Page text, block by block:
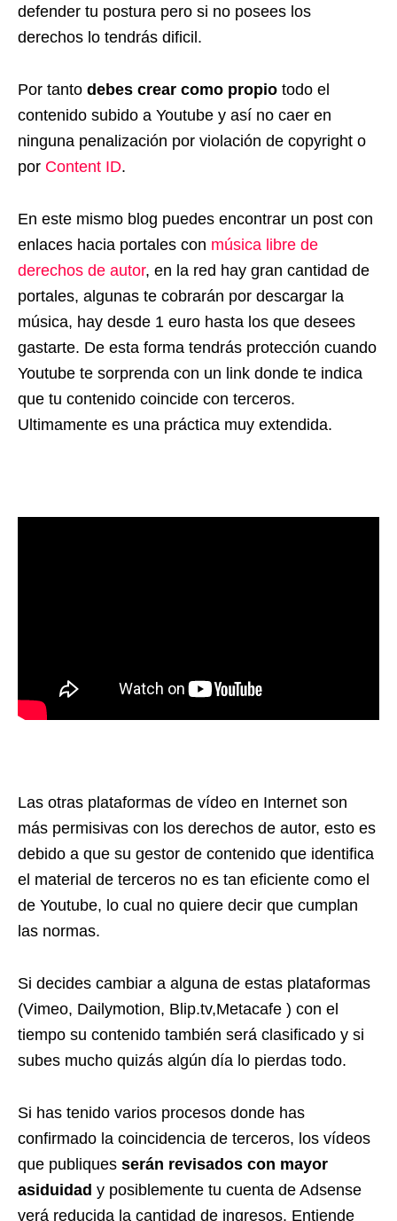
defender tu postura pero si no posees los
derechos lo tendrás dificil.
Por tanto debes crear como propio todo el
contenido subido a Youtube y así no caer en
ninguna penalización por violación de copyright o
por Content ID.
En este mismo blog puedes encontrar un post con
enlaces hacia portales con música libre de
derechos de autor, en la red hay gran cantidad de
portales, algunas te cobrarán por descargar la
música, hay desde 1 euro hasta los que desees
gastarte. De esta forma tendrás protección cuando
Youtube te sorprenda con un link donde te indica
que tu contenido coincide con terceros.
Ultimamente es una práctica muy extendida.
Las otras plataformas de vídeo en Internet son
más permisivas con los derechos de autor, esto es
debido a que su gestor de contenido que identifica
el material de terceros no es tan eficiente como el
de Youtube, lo cual no quiere decir que cumplan
las normas.
Si decides cambiar a alguna de estas plataformas
(Vimeo, Dailymotion, Blip.tv,Metacafe ) con el
tiempo su contenido también será clasificado y si
subes mucho quizás algún día lo pierdas todo.
Si has tenido varios procesos donde has
confirmado la coincidencia de terceros, los vídeos
que publiques serán revisados con mayor
asiduidad y posiblemente tu cuenta de Adsense
verá reducida la cantidad de ingresos. Entiende